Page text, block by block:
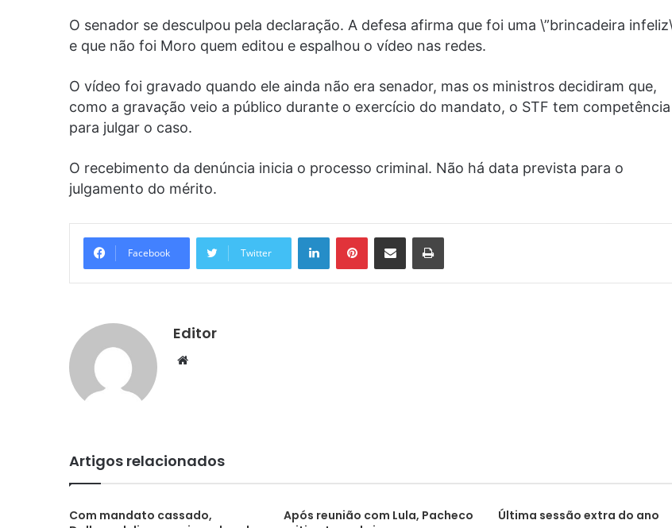
O senador se desculpou pela declaração. A defesa afirma que foi uma \”brincadeira
e que não foi Moro quem editou e espalhou o vídeo nas redes.
O vídeo foi gravado quando ele ainda não era senador, mas os ministros decidiram que,
como a gravação veio a público durante o exercício do mandato, o STF tem competência
para julgar o caso.
O recebimento da denúncia inicia o processo criminal. Não há data prevista para o
julgamento do mérito.
Facebook Twitter
LinkedinPinterestCompartilhar via e-mail Imprimir
Editor
Website
Artigos relacionados
Com mandato cassado,
Após reunião com Lula, Pacheco
Última sessão extra do ano